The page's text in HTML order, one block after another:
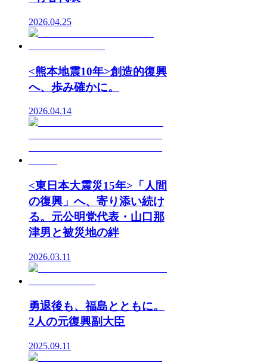
2026.04.25
<熊本地震10年>創造的復興
へ、歩み確かに。
2026.04.14
<東日本大震災15年>「人間
の復興」へ、寄り添い続け
る。元公明党代表・山口那
津男と被災地の絆
2026.03.11
勇退後も、福島とともに。
2人の元復興副大臣
2025.09.11